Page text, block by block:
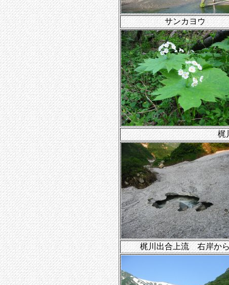
サンカヨウ
梶
梶川出合上流 右岸か